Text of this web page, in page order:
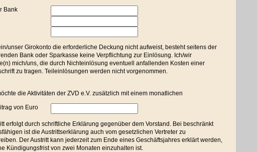
Bank
unser Girokonto die erforderliche Deckung nicht aufweist, besteht seitens der
Bank oder Sparkasse keine Verpflichtung zur Einlösung. Ich/wir
mich/uns, die durch Nichteinlösung eventuell anfallenden Kosten einer
zu tragen. Teileinlösungen werden nicht vorgenommen.
die Aktivitäten der ZVD e.V. zusätzlich mit einem monatlichen
von Euro
erfolgt durch schriftliche Erklärung gegenüber dem Vorstand. Bei beschränkt
ist die Austrittserklärung auch vom gesetzlichen Vertreter zu
Der Austritt kann jederzeit zum Ende eines Geschäftsjahres erklärt werden,
Kündigungsfrist von zwei Monaten einzuhalten ist.